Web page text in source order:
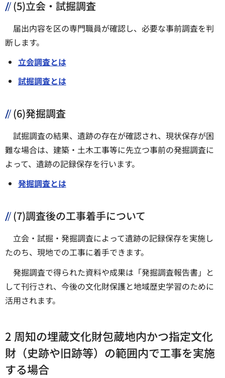
(5)立会・試掘調査
届出内容を区の専門職員が確認し、必要な事前調査を判
断します。
立会調査とは
試掘調査とは
(6)発掘調査
試掘調査の結果、遺跡の存在が確認され、現状保存が困
難な場合は、建築・土木工事等に先立つ事前の発掘調査に
よって、遺跡の記録保存を行います。
発掘調査とは
(7)調査後の工事着手について
立会・試掘・発掘調査によって遺跡の記録保存を実施し
たのち、現地での工事に着手できます。
発掘調査で得られた資料や成果は「発掘調査報告書」と
して刊行され、今後の文化財保護と地域歴史学習のために
活用されます。
2 周知の埋蔵文化財包蔵地内かつ指定文化
財（史跡や旧跡等）の範囲内で工事を実施
する場合